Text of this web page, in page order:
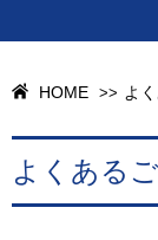
HOME >> よ
よくある